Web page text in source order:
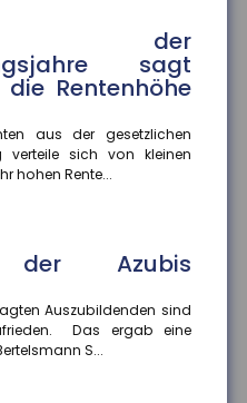
der
sagt
Rentenhöhe
aus der gesetzlichen
verteile sich von kleinen
hohen Rente...
der Azubis
Auszubildenden sind
Das ergab eine
S...
in
ist das Angebot an
stark zurückgegangen ? in
Private
fordert
Wechsel in die gesetzliche
weiterhin Beiträge an seine